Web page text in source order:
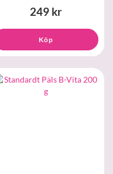
249 kr
Köp